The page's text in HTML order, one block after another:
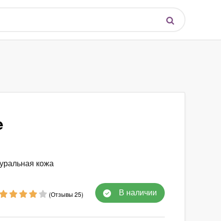
кожа
(Отзывы 25) В наличии